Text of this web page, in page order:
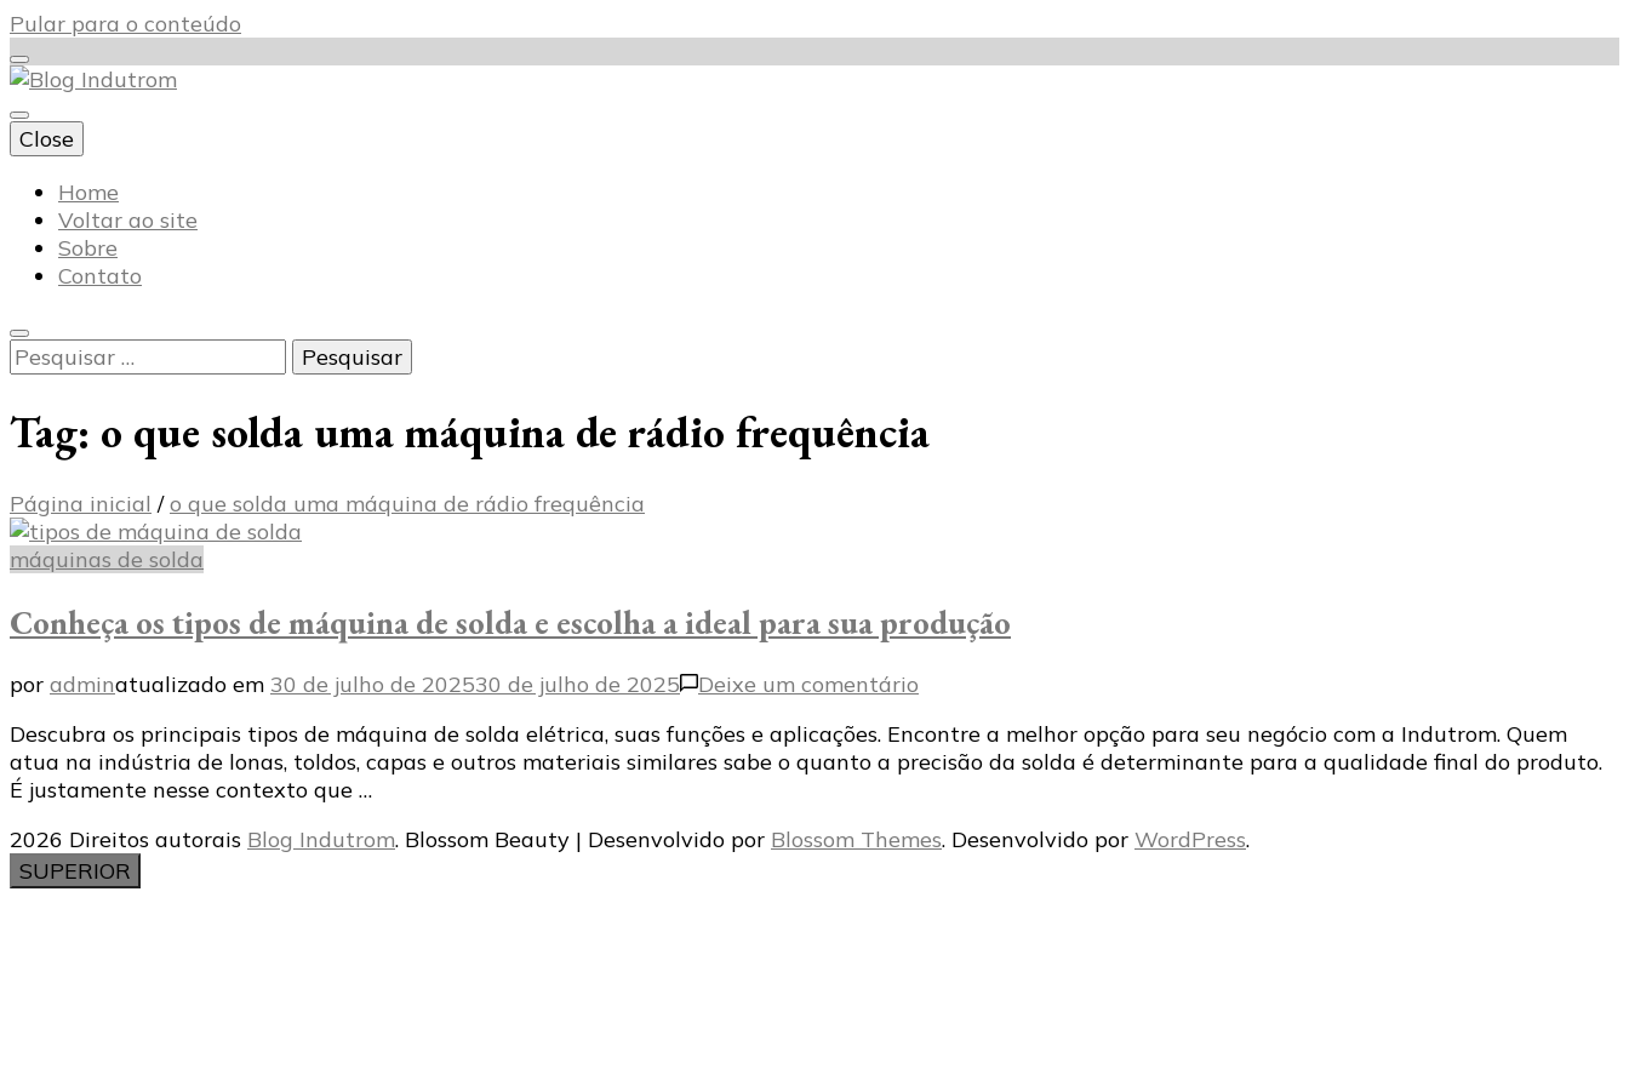
Pular para o conteúdo
Blog Indutrom
Close
Home
Voltar ao site
Sobre
Contato
Pesquisar
por:
Tag: o que solda uma máquina de rádio frequência
Página inicial / o que solda uma máquina de rádio frequência
máquinas de solda
Conheça os tipos de máquina de solda e escolha a ideal para sua produção
por adminatualizado em 30 de julho de 202530 de julho de 2025 Deixe um comentário
os
tipos
de
Descubra os principais tipos de máquina de solda elétrica, suas funções e aplicações. Encontre a melhor opção para seu negócio com a Indutrom. Quem
atua na indústria de lonas, toldos, capas e outros materiais similares sabe o quanto a precisão da solda é determinante para a qualidade final do produto.
É justamente nesse contexto que …
2026 Direitos autorais Blog Indutrom. Blossom Beauty | Desenvolvido por Blossom Themes. Desenvolvido por WordPress.
SUPERIOR